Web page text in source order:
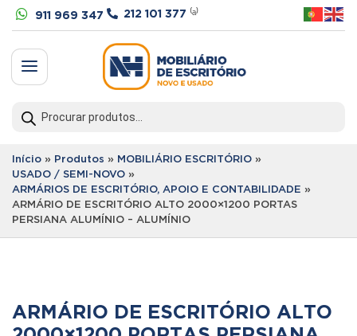
 911 969 347  212 101 377 ⁽ᵃ⁾
a
search
Início » Produtos » MOBILIÁRIO ESCRITÓRIO »
USADO / SEMI-NOVO »
ARMÁRIOS DE ESCRITÓRIO, APOIO E CONTABILIDADE »
ARMÁRIO DE ESCRITÓRIO ALTO 2000×1200 PORTAS
PERSIANA ALUMÍNIO – ALUMÍNIO
ARMÁRIO DE ESCRITÓRIO ALTO